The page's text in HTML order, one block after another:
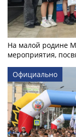
На малой родине
мероприятия,
Официально